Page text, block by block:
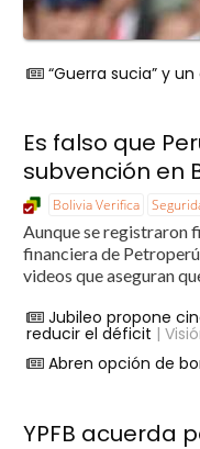
“Guerra sucia” y
Es falso que
subvención en
Bolivia Verifica
Aunque se registraron
financiera de
videos que aseguran
Jubileo propone
reducir el déficit |
Abren opción de
YPFB acuerda